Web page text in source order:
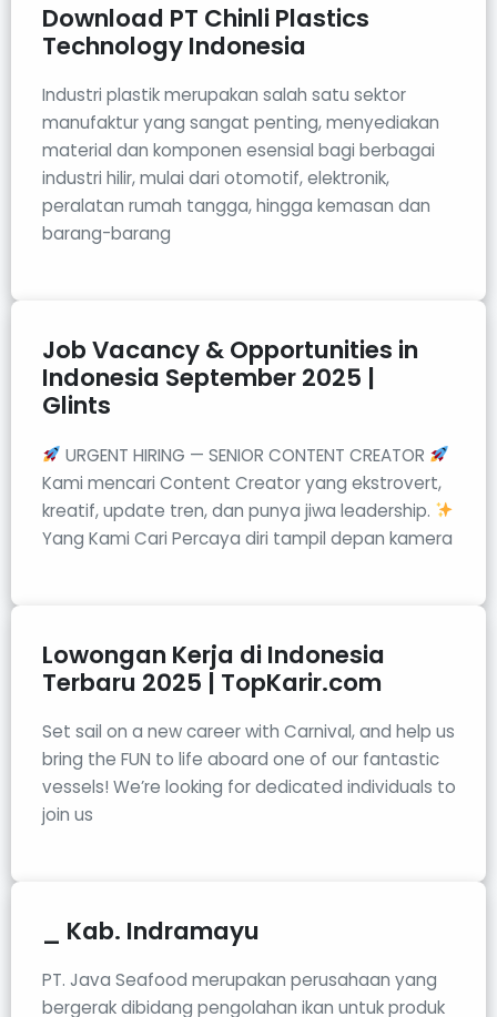
Download PT Chinli Plastics
Technology Indonesia
Industri plastik merupakan salah satu sektor
manufaktur yang sangat penting, menyediakan
material dan komponen esensial bagi berbagai
industri hilir, mulai dari otomotif, elektronik,
peralatan rumah tangga, hingga kemasan dan
barang-barang
Job Vacancy & Opportunities in
Indonesia September 2025 |
Glints
URGENT HIRING — SENIOR CONTENT CREATOR
Kami mencari Content Creator yang ekstrovert,
kreatif, update tren, dan punya jiwa leadership.
Yang Kami Cari Percaya diri tampil depan kamera
Lowongan Kerja di Indonesia
Terbaru 2025 | TopKarir.com
Set sail on a new career with Carnival, and help us
bring the FUN to life aboard one of our fantastic
vessels! We’re looking for dedicated individuals to
join us
_ Kab. Indramayu
PT. Java Seafood merupakan perusahaan yang
bergerak dibidang pengolahan ikan untuk produk